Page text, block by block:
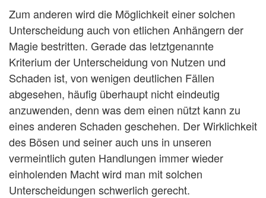
Zum anderen wird die Möglichkeit einer solchen
Unterscheidung auch von etlichen Anhängern der
Magie bestritten. Gerade das letztgenannte
Kriterium der Unterscheidung von Nutzen und
Schaden ist, von wenigen deutlichen Fällen
abgesehen, häufig überhaupt nicht eindeutig
anzuwenden, denn was dem einen nützt kann zu
eines anderen Schaden geschehen. Der Wirklichkeit
des Bösen und seiner auch uns in unseren
vermeintlich guten Handlungen immer wieder
einholenden Macht wird man mit solchen
Unterscheidungen schwerlich gerecht.